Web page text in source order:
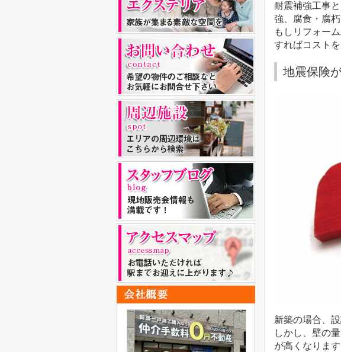
耐震補強工事
強、腐食・腐
もしリフォー
すればコスト
地震保険
新築の場合、
しかし、壁の
が高くなります